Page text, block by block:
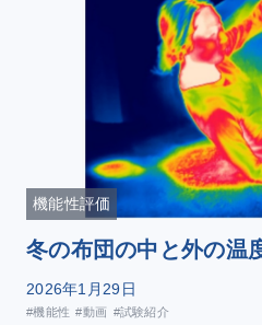
機能性評価
冬の布団の中と外の温
2026年1月29日
#機能性 #動画 #試験紹介